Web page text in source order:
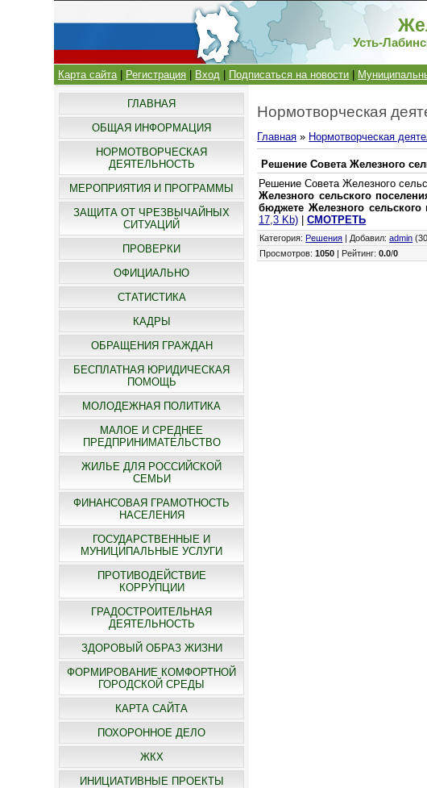
Усть-
Карта сайта| Регистрация Вход Подписаться на новости
ГЛАВНАЯ
ОБЩАЯ ИНФОРМАЦИЯ
НОРМОТВОРЧЕСКАЯ
ДЕЯТЕЛЬНОСТЬ
МЕРОПРИЯТИЯ И ПРОГРАММЫ
ЗАЩИТА ОТ ЧРЕЗВЫЧАЙНЫХ
СИТУАЦИЙ
ПРОВЕРКИ
ОФИЦИАЛЬНО
СТАТИСТИКА
КАДРЫ
ОБРАЩЕНИЯ ГРАЖДАН
БЕСПЛАТНАЯ ЮРИДИЧЕСКАЯ
ПОМОЩЬ
МОЛОДЕЖНАЯ ПОЛИТИКА
МАЛОЕ И СРЕДНЕЕ
ПРЕДПРИНИМАТЕЛЬСТВО
ЖИЛЬЕ ДЛЯ РОССИЙСКОЙ
СЕМЬИ
ФИНАНСОВАЯ ГРАМОТНОСТЬ
НАСЕЛЕНИЯ
ГОСУДАРСТВЕННЫЕ И
МУНИЦИПАЛЬНЫЕ УСЛУГИ
ПРОТИВОДЕЙСТВИЕ
КОРРУПЦИИ
ГРАДОСТРОИТЕЛЬНАЯ
ДЕЯТЕЛЬНОСТЬ
ЗДОРОВЫЙ ОБРАЗ ЖИЗНИ
ФОРМИРОВАНИЕ КОМФОРТНОЙ
ГОРОДСКОЙ СРЕДЫ
КАРТА САЙТА
ПОХОРОННОЕ ДЕЛО
ЖКХ
ИНИЦИАТИВНЫЕ ПРОЕКТЫ
Нормотворческая
Главная » Нормотворческая
Решение Совета Железного
Решение Совета Железного
Железного сельского
бюджете Железного сельского
17,3 Kb)
СМОТРЕТЬ
Категория: Решения Добавил:admin
Просмотров:1050 Рейтинг:0.0/0